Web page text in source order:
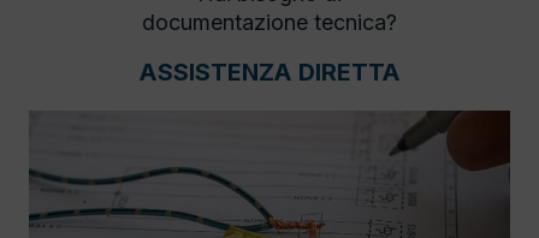
documentazione tecnica?
ASSISTENZA DIRETTA